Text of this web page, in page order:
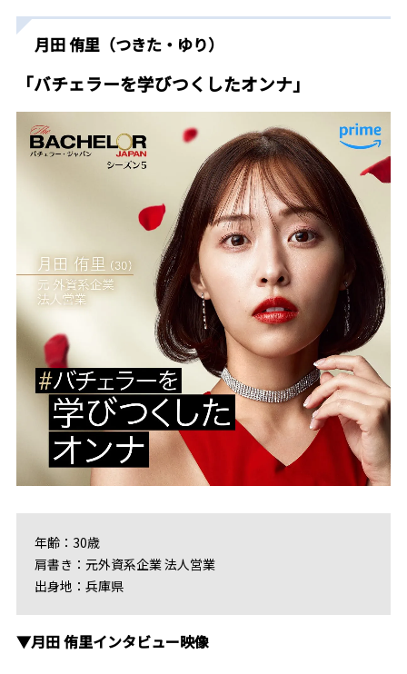
月田 侑里（つきた・ゆり）
「バチェラーを学びつくしたオンナ」
年齢：30歳
肩書き：元外資系企業 法人営業
出身地：兵庫県
▼月田 侑里インタビュー映像